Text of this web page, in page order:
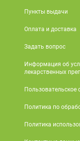
Пункты выдачи
Оплата и доставка
Задать вопрос
Информация об
лекарственных
Пользовательское
Политика по
Политика